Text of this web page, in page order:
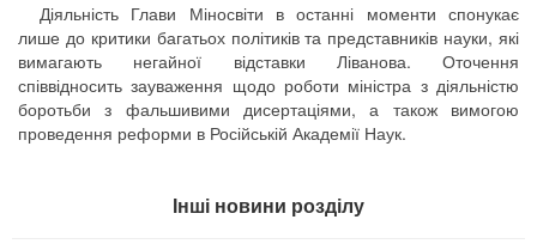
Діяльність Глави Міносвіти в останні моменти спонукає
лише до критики багатьох політиків та представників науки, які
вимагають негайної відставки Ліванова. Оточення
співвідносить зауваження щодо роботи міністра з діяльністю
боротьби з фальшивими дисертаціями, а також вимогою
проведення реформи в Російській Академії Наук.
Інші новини розділу